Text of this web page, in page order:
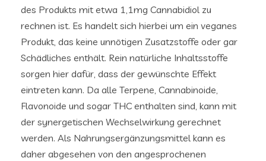
des Produkts mit etwa 1,1mg Cannabidiol zu
rechnen ist. Es handelt sich hierbei um ein veganes
Produkt, das keine unnötigen Zusatzstoffe oder gar
Schädliches enthält. Rein natürliche Inhaltsstoffe
sorgen hier dafür, dass der gewünschte Effekt
eintreten kann. Da alle Terpene, Cannabinoide,
Flavonoide und sogar THC enthalten sind, kann mit
der synergetischen Wechselwirkung gerechnet
werden. Als Nahrungsergänzungsmittel kann es
daher abgesehen von den angesprochenen